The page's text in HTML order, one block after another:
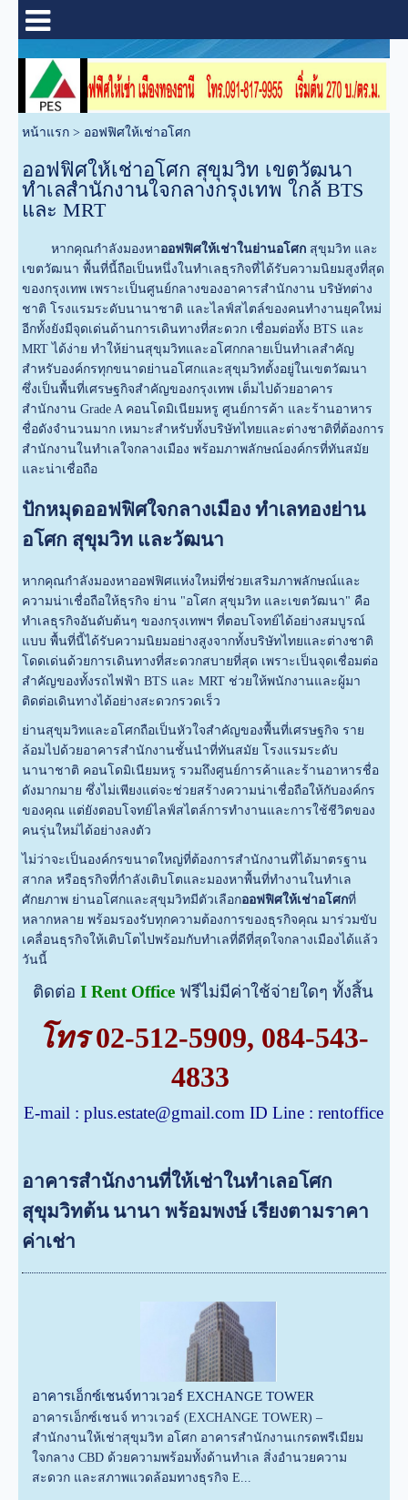
หน้าแรก > ออฟฟิศให้เช่าอโศก
ออฟฟิศให้เช่าอโศก สุขุมวิท เขตวัฒนา
ทำเลสำนักงานใจกลางกรุงเทพ ใกล้ BTS
และ MRT
หากคุณกำลังมองหาออฟฟิศให้เช่าในย่านอโศก สุขุมวิท และ
เขตวัฒนา พื้นที่นี้ถือเป็นหนึ่งในทำเลธุรกิจที่ได้รับความนิยมสูงที่สุด
ของกรุงเทพ เพราะเป็นศูนย์กลางของอาคารสำนักงาน บริษัทต่าง
ชาติ โรงแรมระดับนานาชาติ และไลฟ์สไตล์ของคนทำงานยุคใหม่
อีกทั้งยังมีจุดเด่นด้านการเดินทางที่สะดวก เชื่อมต่อทั้ง BTS และ
MRT ได้ง่าย ทำให้ย่านสุขุมวิทและอโศกกลายเป็นทำเลสำคัญ
สำหรับองค์กรทุกขนาดย่านอโศกและสุขุมวิทตั้งอยู่ในเขตวัฒนา
ซึ่งเป็นพื้นที่เศรษฐกิจสำคัญของกรุงเทพ เต็มไปด้วยอาคาร
สำนักงาน Grade A คอนโดมิเนียมหรู ศูนย์การค้า และร้านอาหาร
ชื่อดังจำนวนมาก เหมาะสำหรับทั้งบริษัทไทยและต่างชาติที่ต้องการ
สำนักงานในทำเลใจกลางเมือง พร้อมภาพลักษณ์องค์กรที่ทันสมัย
และน่าเชื่อถือ
ปักหมุดออฟฟิศใจกลางเมือง ทำเลทองย่าน
อโศก สุขุมวิท และวัฒนา
หากคุณกำลังมองหาออฟฟิศแห่งใหม่ที่ช่วยเสริมภาพลักษณ์และ
ความน่าเชื่อถือให้ธุรกิจ ย่าน "อโศก สุขุมวิท และเขตวัฒนา" คือ
ทำเลธุรกิจอันดับต้นๆ ของกรุงเทพฯ ที่ตอบโจทย์ได้อย่างสมบูรณ์
แบบ พื้นที่นี้ได้รับความนิยมอย่างสูงจากทั้งบริษัทไทยและต่างชาติ
โดดเด่นด้วยการเดินทางที่สะดวกสบายที่สุด เพราะเป็นจุดเชื่อมต่อ
สำคัญของทั้งรถไฟฟ้า BTS และ MRT ช่วยให้พนักงานและผู้มา
ติดต่อเดินทางได้อย่างสะดวกรวดเร็ว
ย่านสุขุมวิทและอโศกถือเป็นหัวใจสำคัญของพื้นที่เศรษฐกิจ ราย
ล้อมไปด้วยอาคารสำนักงานชั้นนำที่ทันสมัย โรงแรมระดับ
นานาชาติ คอนโดมิเนียมหรู รวมถึงศูนย์การค้าและร้านอาหารชื่อ
ดังมากมาย ซึ่งไม่เพียงแต่จะช่วยสร้างความน่าเชื่อถือให้กับองค์กร
ของคุณ แต่ยังตอบโจทย์ไลฟ์สไตล์การทำงานและการใช้ชีวิตของ
คนรุ่นใหม่ได้อย่างลงตัว
ไม่ว่าจะเป็นองค์กรขนาดใหญ่ที่ต้องการสำนักงานที่ได้มาตรฐาน
สากล หรือธุรกิจที่กำลังเติบโตและมองหาพื้นที่ทำงานในทำเล
ศักยภาพ ย่านอโศกและสุขุมวิทมีตัวเลือกออฟฟิศให้เช่าอโศกที่
หลากหลาย พร้อมรองรับทุกความต้องการของธุรกิจคุณ มาร่วมขับ
เคลื่อนธุรกิจให้เติบโตไปพร้อมกับทำเลที่ดีที่สุดใจกลางเมืองได้แล้ว
วันนี้
ติดต่อI Rent Office ฟรีไม่มีค่าใช้จ่ายใดๆ ทั้งสิ้น
โทร 02-512-5909, 084-543-
4833
E-mail :plus.estate@gmail.com ID Line : rentoffice
อาคารสำนักงานที่ให้เช่าในทำเลอโศก
สุขุมวิทต้น นานา พร้อมพงษ์ เรียงตามราคา
ค่าเช่า
อาคารเอ็กซ์เชนจ์ทาวเวอร์ EXCHANGE TOWER
อาคารเอ็กซ์เชนจ์ ทาวเวอร์ (EXCHANGE TOWER) –
สำนักงานให้เช่าสุขุมวิท อโศก อาคารสำนักงานเกรดพรีเมียม
ใจกลาง CBD ด้วยความพร้อมทั้งด้านทำเล สิ่งอำนวยความ
สะดวก และสภาพแวดล้อมทางธุรกิจ E...